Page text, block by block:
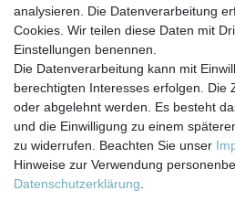
Impressum
Barrierefreiheitserklärung
analysieren. Die Datenverarbeitung
Cookies. Wir teilen diese Daten mit
Einstellungen benennen.
Die Datenverarbeitung kann mit
berechtigten Interesses erfolgen. Die
oder abgelehnt werden. Es besteht
und die Einwilligung zu einem
zu widerrufen. Beachten Sie unser
Hinweise zur Verwendung
Daten­schutz­erklärung